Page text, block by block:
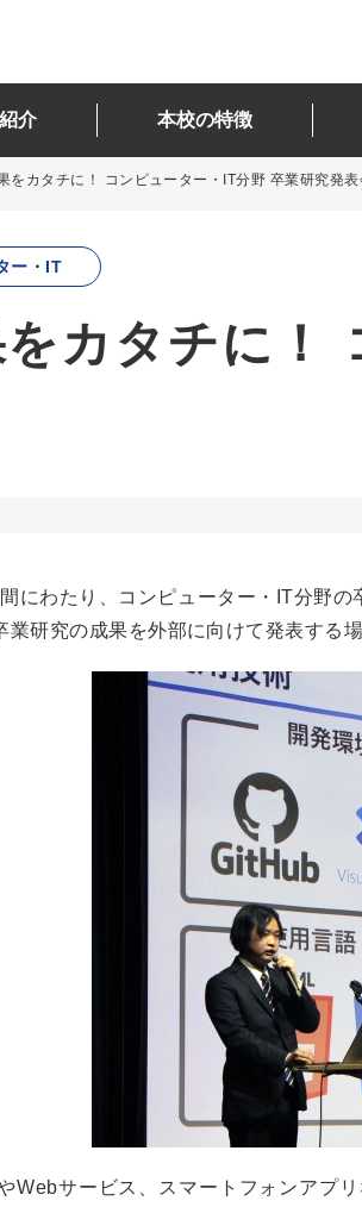
介 本校の特徴
をカタチに！ コンピューター・IT分野 卒業研究発表
ー・IT
カタチに！
にわたり、コンピューター・IT分野
研究の成果を外部に向けて発表する
Webサービス、スマートフォンアプ